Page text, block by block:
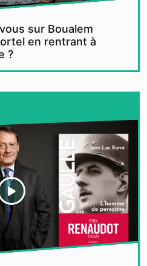
sur Boualem
en rentrant à
?